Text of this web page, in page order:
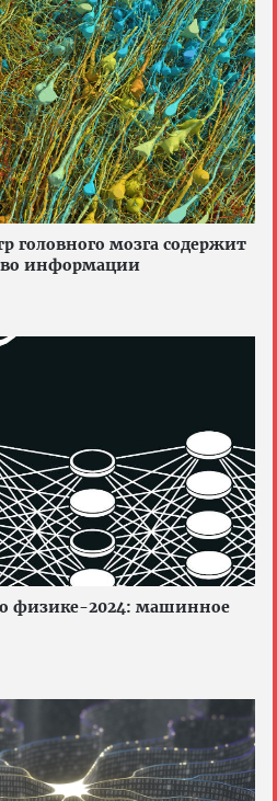
головного мозга содержит
информации
физике-2024: машинное